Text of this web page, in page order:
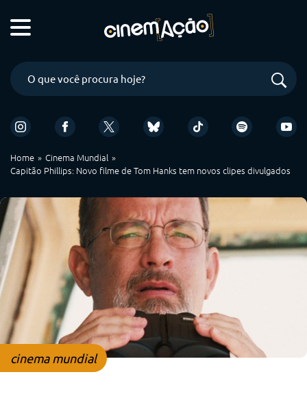
Home
Cinema Mundial
Capitão Phillips: Novo filme de Tom Hanks tem novos clipes divulgados
cinema mundial